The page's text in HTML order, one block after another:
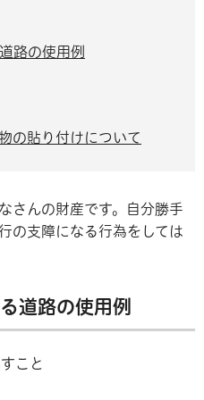
路の使用例
の貼り付けについて
さんの財産です。自分勝手
の支障になる行為をしては
道路の使用例
こと